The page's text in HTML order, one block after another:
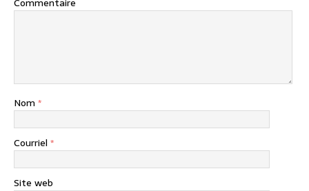
Nom *
Courriel *
Site web